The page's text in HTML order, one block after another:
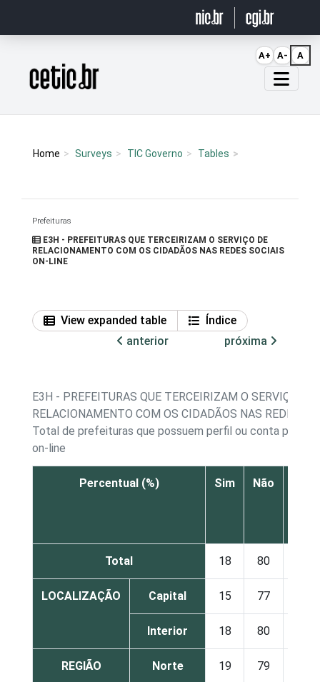
Página inicial
Home Surveys TIC Governo Tables
Prefeituras
E3H - PREFEITURAS QUE TERCEIRIZAM O SERVIÇO DE
RELACIONAMENTO COM OS CIDADÃOS NAS REDES SOCIAIS
ON-LINE
View expanded table
Índice
anterior
próxima
E3H - PREFEITURAS QUE TERCEIRIZAM O SERVIÇO DE
RELACIONAMENTO COM OS CIDADÃOS NAS REDES
Total de prefeituras que possuem perfil ou conta
on-line
Percentual (%) Sim Não
Total 18 80
LOCALIZAÇÃO Capital 15 77
Interior 18 80
REGIÃO Norte 19 79
A+ A- A